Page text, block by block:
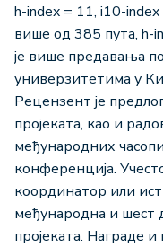
h-index = 11, i10-index
више од 385 пута, h-
је више предавања
универзитетима у
Рецензент је
пројеката, као и
међународних
конференција.
координатор или
међународна и шест
пројеката. Награде